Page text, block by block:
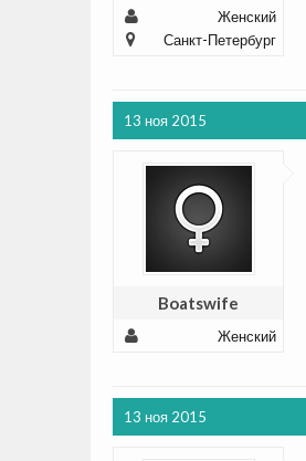
Женский
Санкт-Петербург
13 ноя 2015
Boatswife
Женский
13 ноя 2015